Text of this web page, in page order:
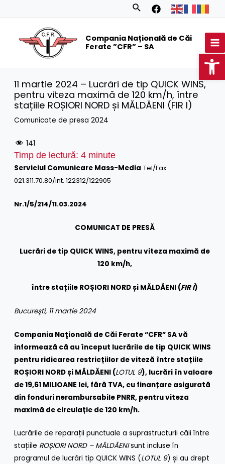
Search
Compania Națională de Căi
Ferate ”CFR” – SA
11 martie 2024 – Lucrări de tip QUICK WINS,
pentru viteza maximă de 120 km/h, între
stațiile ROȘIORI NORD și MĂLDĂENI (FIR I)
Comunicate de presa 2024
141
Timp de lectură:4 minute
Serviciul Comunicare Mass-Media Tel/Fax:
021.311.70.80/int. 122312/122905
Nr.1/5/214/11.03.2024
COMUNICAT DE PRESĂ
Lucrări de tip QUICK WINS, pentru viteza maximă de
120 km/h,
între stațiile ROȘIORI NORD și MĂLDĂENI (FIR I)
Bucureşti, 11 martie 2024
Compania Naţională de Căi Ferate “CFR” SA vă
informează că au început lucrările de tip QUICK WINS
pentru ridicarea restricțiilor de viteză între stațiile
ROȘIORI NORD și MĂLDĂENI (LOTUL 9), lucrări în valoare
de 19,61 MILIOANE lei, fără TVA, cu finanțare asigurată
din fonduri nerambursabile PNRR, pentru viteza
maximă de circulație de 120 km/h.
Lucrările de reparații punctuale a suprastructurii căii între
stațiile ROȘIORI NORD – MĂLDĂENIsunt incluse în
programul de lucrări tip QUICK WINS (LOTUL 9) și au drept